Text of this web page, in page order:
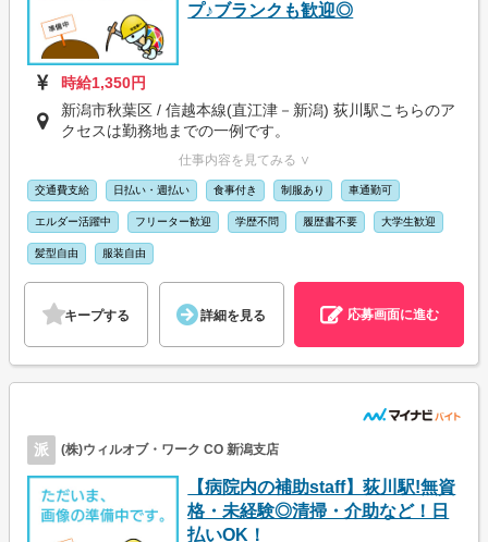
プ♪ブランクも歓迎◎
時給1,350円
新潟市秋葉区 / 信越本線(直江津－新潟) 荻川駅こちらのア
クセスは勤務地までの一例です。
仕事内容を見てみる ∨
交通費支給 日払い・週払い 食事付き 制服あり 車通勤可
エルダー活躍中 フリーター歓迎 学歴不問 履歴書不要 大学生歓迎
髪型自由 服装自由
キープする 詳細を見る 応募画面に進む
派 (株)ウィルオブ・ワーク CO 新潟支店
【病院内の補助staff】荻川駅!無資
格・未経験◎清掃・介助など！日
払いOK！